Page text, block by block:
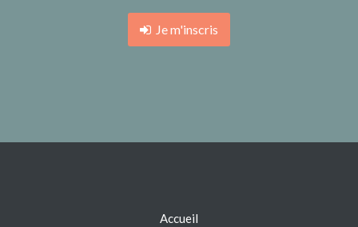
Je m'inscris
Accueil